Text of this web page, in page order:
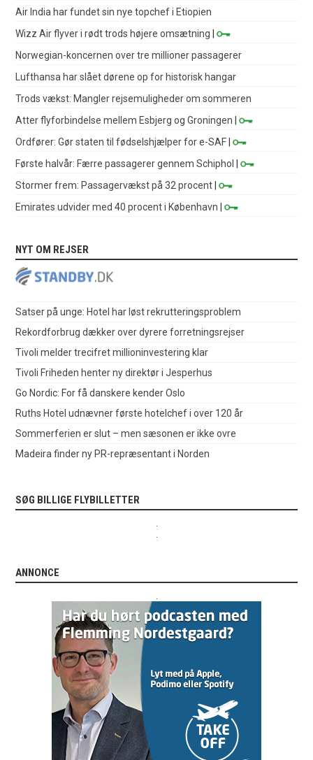
Air India har fundet sin nye topchef i Etiopien
Wizz Air flyver i rødt trods højere omsætning |
Norwegian-koncernen over tre millioner passagerer
Lufthansa har slået dørene op for historisk hangar
Trods vækst: Mangler rejsemuligheder om sommeren
Atter flyforbindelse mellem Esbjerg og Groningen |
Ordfører: Gør staten til fødselshjælper for e-SAF |
Første halvår: Færre passagerer gennem Schiphol
|
Stormer frem: Passagervækst på 32 procent |
Emirates udvider med 40 procent i København |
NYT OM REJSER
Satser på unge: Hotel har løst rekrutteringsproblem
Rekordforbrug dækker over dyrere forretningsrejser
Tivoli melder trecifret millioninvestering klar
Tivoli Friheden henter ny direktør i Jesperhus
Go Nordic: For få danskere kender Oslo
Ruths Hotel udnævner første hotelchef i over 120 år
Sommerferien er slut – men sæsonen er ikke ovre
Madeira finder ny PR-repræsentant i Norden
SØG BILLIGE FLYBILLETTER
ANNONCE